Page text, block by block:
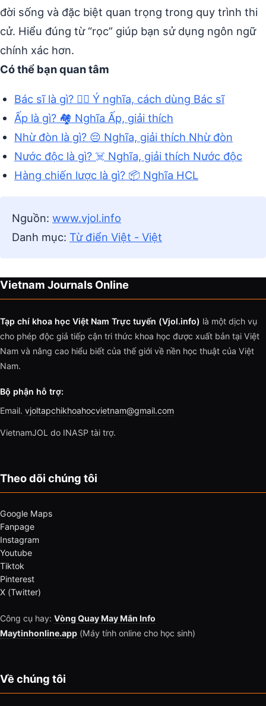
đời sống và đặc biệt quan trọng trong quy trình thi
cử. Hiểu đúng từ “rọc” giúp bạn sử dụng ngôn ngữ
chính xác hơn.
Có thể bạn quan tâm
Bác sĩ là gì? 👨‍⚕️ Ý nghĩa, cách dùng Bác sĩ
Ấp là gì? 🏘️ Nghĩa Ấp, giải thích
Nhừ đòn là gì? 😔 Nghĩa, giải thích Nhừ đòn
Nước độc là gì? ☠️ Nghĩa, giải thích Nước độc
Hàng chiến lược là gì? 📦 Nghĩa HCL
Nguồn: www.vjol.info
Danh mục: Từ điển Việt - Việt
Vietnam Journals Online
Tạp chí khoa học Việt Nam Trực tuyến (Vjol.info) là một dịch vụ
cho phép độc giả tiếp cận tri thức khoa học được xuất bản tại Việt
Nam và nâng cao hiểu biết của thế giới về nền học thuật của Việt
Nam.
Bộ phận hỗ trợ:
Email. vjoltapchikhoahocvietnam@gmail.com
VietnamJOL do INASP tài trợ.
Theo dõi chúng tôi
Google Maps
Fanpage
Instagram
Youtube
Tiktok
Pinterest
X (Twitter)
Công cụ hay: Vòng Quay May Mắn Info
Maytinhonline.app (Máy tính online cho học sinh)
Về chúng tôi